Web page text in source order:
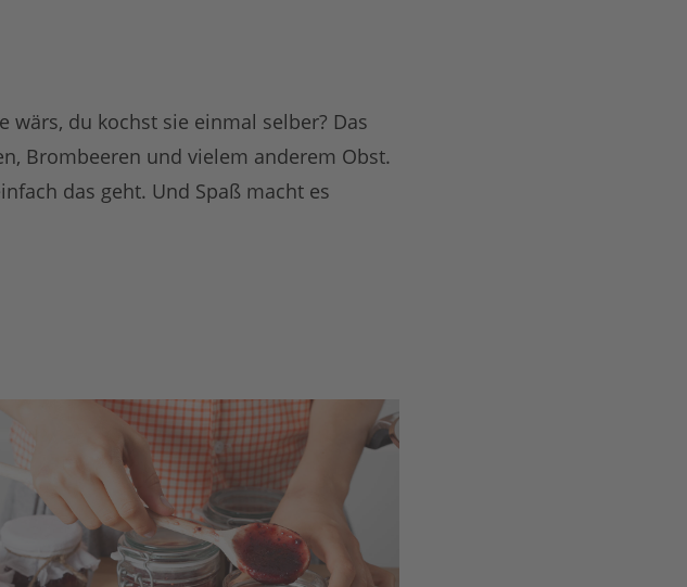
wärs, du kochst sie einmal selber? Das
Brombeeren und vielem anderem Obst.
das geht. Und Spaß macht es